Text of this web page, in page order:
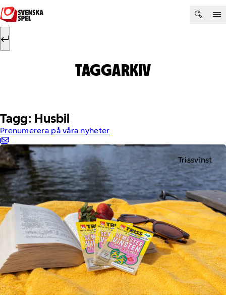
Hoppa till innehåll
Sök efter:
TAGGARKIV
Tagg: Husbil
Prenumerera på våra nyheter
Trissvinst